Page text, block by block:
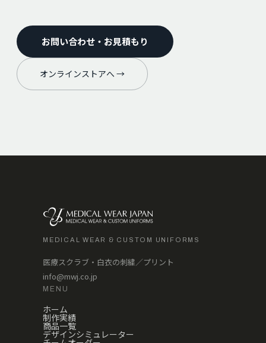
お問い合わせ・お見積もり
オンラインストアへ →
MEDICAL WEAR & CUSTOM UNIFORMS
医療スクラブ・白衣の刺繍／プリント
info@mwj.co.jp
MENU
ホーム
制作実績
商品一覧
デザインシミュレーター